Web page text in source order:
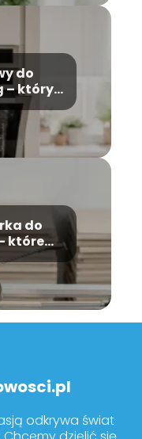
do
– który
do
które
odkrywa świat